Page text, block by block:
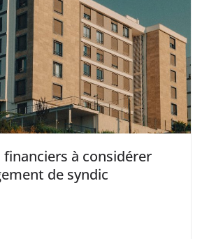
financiers à considérer
de syndic